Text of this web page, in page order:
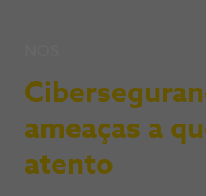
ameaças a
atento